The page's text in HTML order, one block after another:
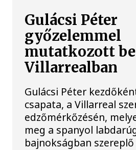
Gulácsi Péter
győzelemmel
mutatkozott
Villarrealban
Gulácsi Péter
csapata, a Villarreal
edzőmérkőzésén,
meg a spanyol
bajnokságban